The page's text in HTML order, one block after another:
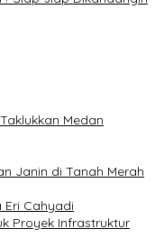
Medan
Janin di Tanah Merah
Eri Cahyadi
Proyek Infrastruktur